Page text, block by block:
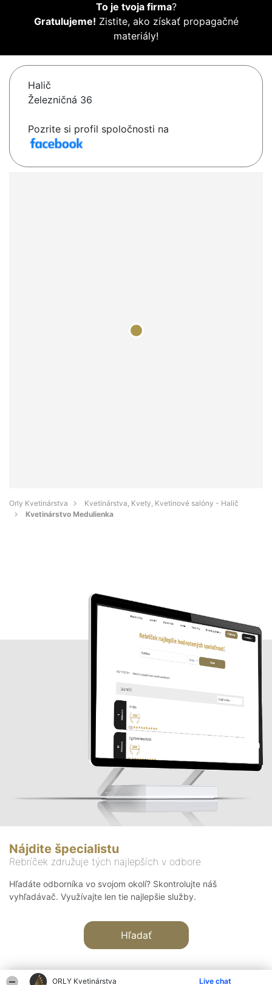
ORLY Kvetinárstva Live chat
To je tvoja firma?
Gratulujeme! Zistite, ako získať propagačné
materiály!
Halič
Železničná 36
Pozrite si profil spoločnosti na
Orly Kvetinárstva
Kvetinárstva, Kvety, Kvetinové salóny - Halič
Kvetinárstvo Medulienka
Nájdite špecialistu
Rebríček združuje tých najlepších v odbore
Hľadáte odborníka vo svojom okolí? Skontrolujte náš
vyhľadávač. Využívajte len tie najlepšie služby.
Hľadať